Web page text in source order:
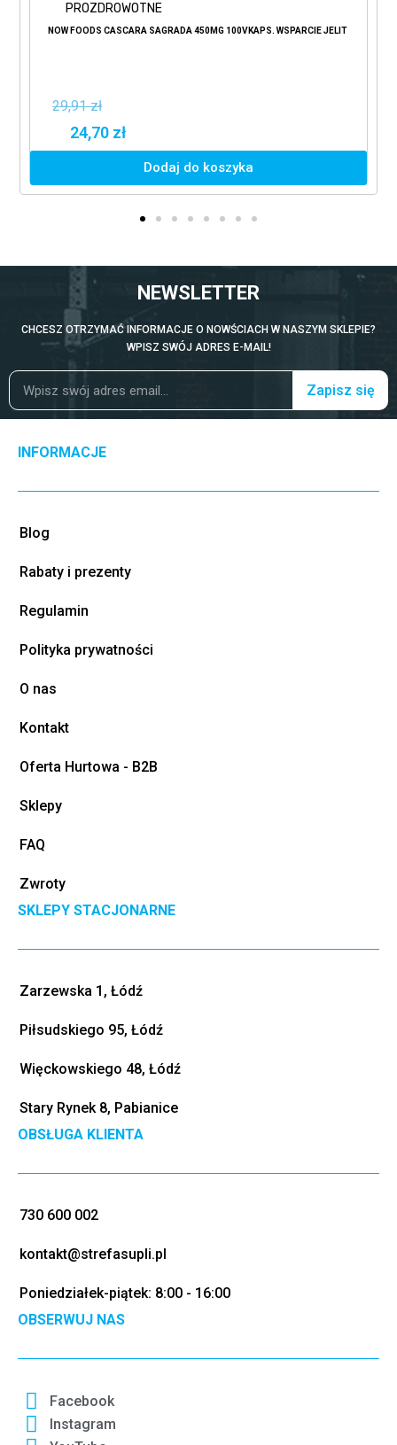
PROZDROWOTNE
NOW FOODS CASCARA SAGRADA 450MG 100VKAPS. WSPARCIE JELIT
29,91 zł
24,70 zł
Dodaj do koszyka
NEWSLETTER
CHCESZ OTRZYMAĆ INFORMACJE O NOWŚCIACH W NASZYM SKLEPIE?
WPISZ SWÓJ ADRES E-MAIL!
Zapisz się
INFORMACJE
Blog
Rabaty i prezenty
Regulamin
Polityka prywatności
O nas
Kontakt
Oferta Hurtowa - B2B
Sklepy
FAQ
Zwroty
SKLEPY STACJONARNE
Zarzewska 1, Łódź
Piłsudskiego 95, Łódź
Więckowskiego 48, Łódź
Stary Rynek 8, Pabianice
OBSŁUGA KLIENTA
730 600 002
kontakt@strefasupli.pl
Poniedziałek-piątek: 8:00 - 16:00
OBSERWUJ NAS
Facebook
Instagram